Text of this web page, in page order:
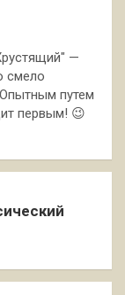
—
смело
путем
первым! 😉